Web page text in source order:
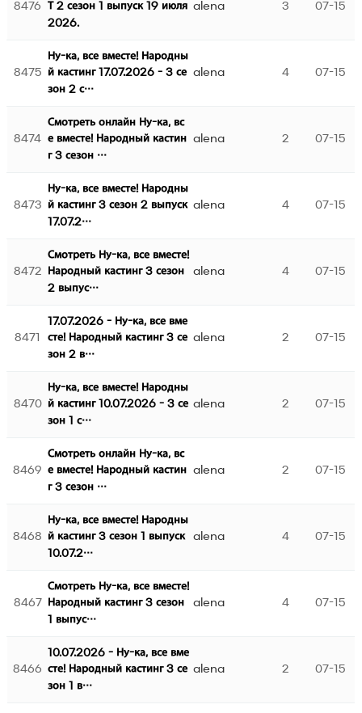
8476
Т 2 сезон 1 выпуск 19 июля
2026.
alena 3 07-15
8475
Ну-ка, все вместе! Народны
й кастинг 17.07.2026 - 3 се
зон 2 с…
alena 4 07-15
8474
Смотреть онлайн Ну-ка, вс
е вместе! Народный кастин
г 3 сезон …
alena 2 07-15
8473
Ну-ка, все вместе! Народны
й кастинг 3 сезон 2 выпуск
17.07.2…
alena 4 07-15
8472
Смотреть Ну-ка, все вместе!
Народный кастинг 3 сезон
2 выпус…
alena 4 07-15
8471
17.07.2026 - Ну-ка, все вме
сте! Народный кастинг 3 се
зон 2 в…
alena 2 07-15
8470
Ну-ка, все вместе! Народны
й кастинг 10.07.2026 - 3 се
зон 1 с…
alena 2 07-15
8469
Смотреть онлайн Ну-ка, вс
е вместе! Народный кастин
г 3 сезон …
alena 2 07-15
8468
Ну-ка, все вместе! Народны
й кастинг 3 сезон 1 выпуск
10.07.2…
alena 4 07-15
8467
Смотреть Ну-ка, все вместе!
Народный кастинг 3 сезон
1 выпус…
alena 4 07-15
8466
10.07.2026 - Ну-ка, все вме
сте! Народный кастинг 3 се
зон 1 в…
alena 2 07-15